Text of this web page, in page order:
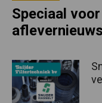
Speciaal
aflevernieuws